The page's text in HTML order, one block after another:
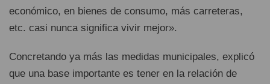
económico, en bienes de consumo, más carreteras,
etc. casi nunca significa vivir mejor».
Concretando ya más las medidas municipales, explicó
que una base importante es tener en la relación de